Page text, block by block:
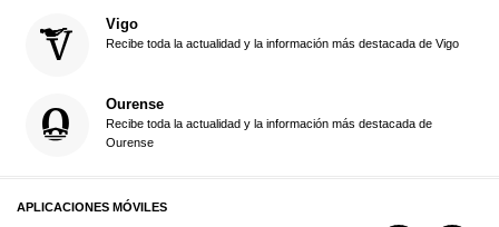
Vigo
Recibe toda la actualidad y la información más destacada de Vigo
Ourense
Recibe toda la actualidad y la información más destacada de
Ourense
APLICACIONES MÓVILES